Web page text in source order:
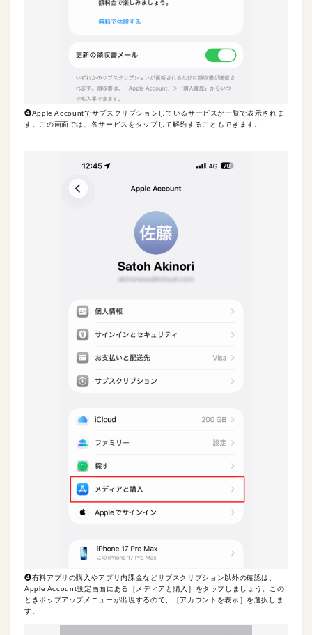
❹Apple Accountでサブスクリプションしているサービスが一覧で表示されま
す。この画面では、各サービスをタップして解約することもできます。
❹有料アプリの購入やアプリ内課金などサブスクリプション以外の確認は、
Apple Account設定画面にある［メディアと購入］をタップしましょう。この
ときポップアップメニューが出現するので、［アカウントを表示］を選択しま
す。